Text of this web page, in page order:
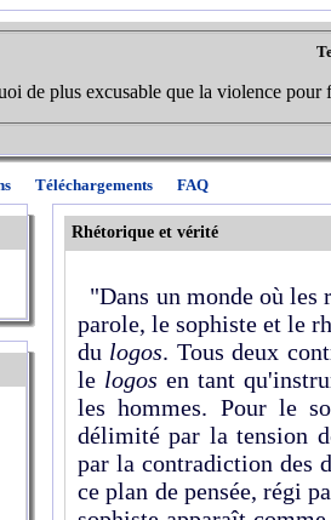
de plus excusable que la violence
Téléchargements FAQ
Rhétorique et vérité
"Dans un monde où les
parole, le sophiste et le
du logos. Tous deux
le logos en tant
les hommes. Pour le
délimité par la tension
par la contradiction des
ce plan de pensée, régi